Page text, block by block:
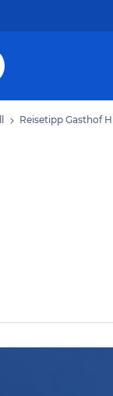
Reisetipp Gasthof